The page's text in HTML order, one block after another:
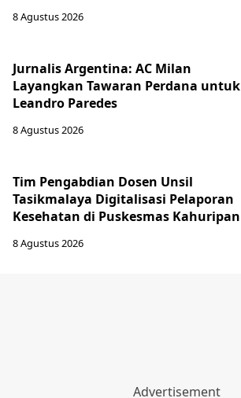
8 Agustus 2026
Jurnalis Argentina: AC Milan
Layangkan Tawaran Perdana untuk
Leandro Paredes
8 Agustus 2026
Tim Pengabdian Dosen Unsil
Tasikmalaya Digitalisasi Pelaporan
Kesehatan di Puskesmas Kahuripan
8 Agustus 2026